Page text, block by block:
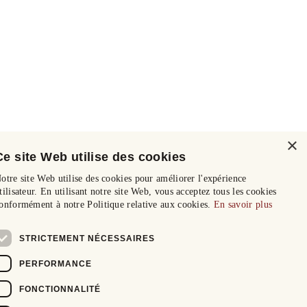
×
site Web utilise des cookies
site Web utilise des cookies pour améliorer l'expérience
En utilisant notre site Web, vous acceptez tous les cookies
à notre Politique relative aux cookies. En savoir plus
STRICTEMENT NÉCESSAIRES
PERFORMANCE
FONCTIONNALITÉ